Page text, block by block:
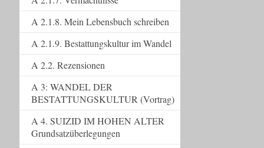
A 2.1.8. Mein Lebensbuch schreiben
A 2.1.9. Bestattungskultur im Wandel
A 2.2. Rezensionen
A 3: WANDEL DER
BESTATTUNGSKULTUR (Vortrag)
A 4. SUIZID IM HOHEN ALTER
Grundsatzüberlegungen